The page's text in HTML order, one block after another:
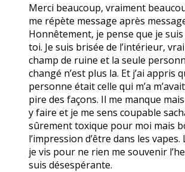
Merci beaucoup, vraiment
me répète message après
Honnêtement, je pense que je
toi. Je suis brisée de l’intérieur,
champ de ruine et la seule
changé n’est plus la. Et j’ai appris
personne était celle qui m’a
pire des façons. Il me manque
y faire et je me sens coupable
sûrement toxique pour moi mais
l’impression d’être dans les
je vis pour ne rien me souvenir
suis désespérante.